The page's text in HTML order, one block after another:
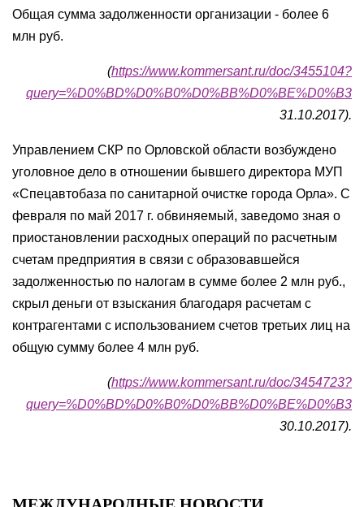
Общая сумма задолженности организации - более 6
млн руб.
(https://www.kommersant.ru/doc/3455104?
query=%D0%BD%D0%B0%D0%BB%D0%BE%D0%B3
31.10.2017).
Управлением СКР по Орловской области возбуждено
уголовное дело в отношении бывшего директора МУП
«Спецавтобаза по санитарной очистке города Орла». С
февраля по май 2017 г. обвиняемый, заведомо зная о
приостановлении расходных операций по расчетным
счетам предприятия в связи с образовавшейся
задолженностью по налогам в сумме более 2 млн руб.,
скрыл деньги от взыскания благодаря расчетам с
контрагентами с использованием счетов третьих лиц на
общую сумму более 4 млн руб.
(https://www.kommersant.ru/doc/3454723?
query=%D0%BD%D0%B0%D0%BB%D0%BE%D0%B3
30.10.2017).